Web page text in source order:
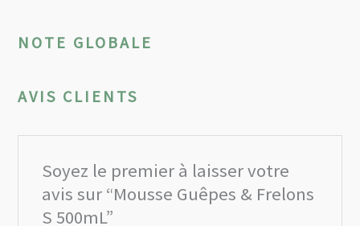
NOTE GLOBALE
AVIS CLIENTS
Soyez le premier à laisser votre
avis sur “Mousse Guêpes & Frelons
S 500mL”